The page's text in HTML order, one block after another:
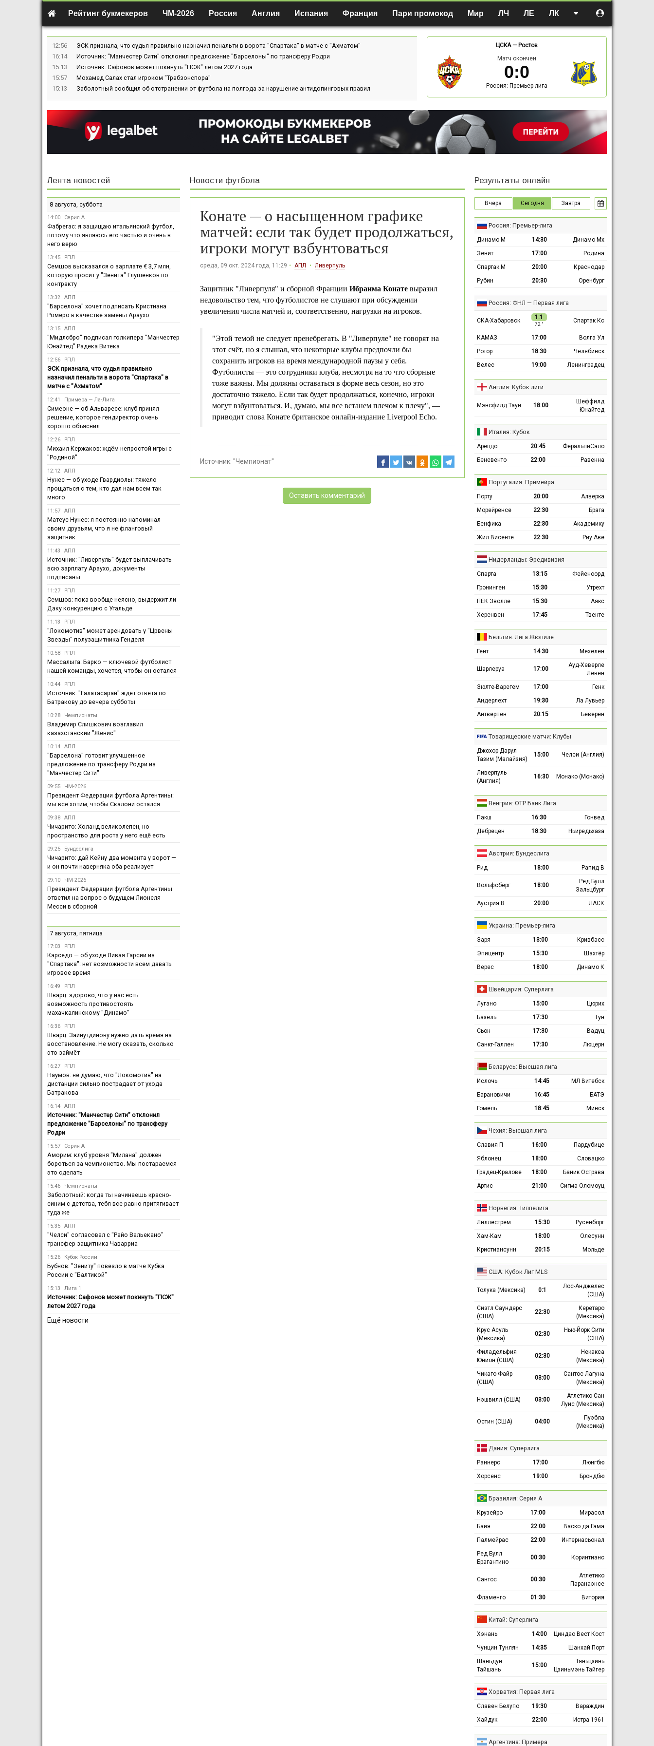
Рейтинг букмекеров ЧМ-2026 Россия Англия Испания Франция Пари промокод Мир ЛЧ ЛЕ ЛК
12:56
ЭСК признала, что судья правильно назначил пенальти в ворота "Спартака" в матче с "Ахматом"
16:14
Источник: "Манчестер Сити" отклонил предложение "Барселоны" по трансферу Родри
15:13
Источник: Сафонов может покинуть "ПСЖ" летом 2027 года
15:57
Мохамед Салах стал игроком "Трабзонспора"
15:13
Заболотный сообщил об отстранении от футбола на полгода за нарушение антидопинговых правил
ЦСКА— Ростов
Матч окончен
0:0
Россия: Премьер-лига
Новости футбола
Конате — о насыщенном графике
матчей: если так будет продолжаться,
игроки могут взбунтоваться
среда, 09 окт. 2024 года, 11:29 АПЛ Ливерпуль
Защитник "Ливерпуля" и сборной Франции Ибраима Конатевыразил
недовольство тем, что футболистов не слушают при обсуждении
увеличения числа матчей и, соответственно, нагрузки на игроков.
"Этой темой не следует пренебрегать. В "Ливерпуле" не говорят на
этот счёт, но я слышал, что некоторые клубы предпочли бы
сохранить игроков на время международной паузы у себя.
Футболисты — это сотрудники клуба, несмотря на то что сборные
тоже важны. Мы должны оставаться в форме весь сезон, но это
достаточно тяжело. Если так будет продолжаться, конечно, игроки
могут взбунтоваться. И, думаю, мы все встанем плечом к плечу", —
приводит слова Конате британское онлайн-издание Liverpool Echo.
Источник: "Чемпионат"
Оставить комментарий
Лента новостей
8 августа, суббота
14:00 Серия А
Фабрегас: я защищаю итальянский футбол,
потому что являюсь его частью и очень в
него верю
13:45 РПЛ
Семшов высказался о зарплате € 3,7 млн,
которую просит у "Зенита" Глушенков по
контракту
13:32 АПЛ
"Барселона" хочет подписать Кристиана
Ромеро в качестве замены Араухо
13:15 АПЛ
"Мидлсбро" подписал голкипера "Манчестер
Юнайтед" Радека Витека
12:56 РПЛ
ЭСК признала, что судья правильно
назначил пенальти в ворота "Спартака" в
матче с "Ахматом"
12:41 Примера — Ла-Лига
Симеоне — об Альваресе: клуб принял
решение, которое гендиректор очень
хорошо объяснил
12:26 РПЛ
Михаил Кержаков: ждём непростой игры с
"Родиной"
12:12 АПЛ
Нунес — об уходе Гвардиолы: тяжело
прощаться с тем, кто дал нам всем так
много
11:57 АПЛ
Матеус Нунес: я постоянно напоминал
своим друзьям, что я не фланговый
защитник
11:43 АПЛ
Источник: "Ливерпуль" будет выплачивать
всю зарплату Араухо, документы
подписаны
11:27 РПЛ
Семшов: пока вообще неясно, выдержит ли
Даку конкуренцию с Угальде
11:13 РПЛ
"Локомотив" может арендовать у "Црвены
Звезды" полузащитника Генделя
10:58 РПЛ
Массалыга: Барко — ключевой футболист
нашей команды, хочется, чтобы он остался
10:44 РПЛ
Источник: "Галатасарай" ждёт ответа по
Батракову до вечера субботы
10:28 Чемпионаты
Владимир Слишкович возглавил
казахстанский "Женис"
10:14 АПЛ
"Барселона" готовит улучшенное
предложение по трансферу Родри из
"Манчестер Сити"
09:55 ЧМ-2026
Президент Федерации футбола Аргентины:
мы все хотим, чтобы Скалони остался
09:38 АПЛ
Чичарито: Холанд великолепен, но
пространство для роста у него ещё есть
09:25 Бундеслига
Чичарито: дай Кейну два момента у ворот —
и он почти наверняка оба реализует
09:10 ЧМ-2026
Президент Федерации футбола Аргентины
ответил на вопрос о будущем Лионеля
Месси в сборной
7 августа, пятница
17:03 РПЛ
Карседо — об уходе Ливая Гарсии из
"Спартака": нет возможности всем давать
игровое время
16:49 РПЛ
Шварц: здорово, что у нас есть
возможность противостоять
махачкалинскому "Динамо"
16:36 РПЛ
Шварц: Зайнутдинову нужно дать время на
восстановление. Не могу сказать, сколько
это займёт
16:27 РПЛ
Наумов: не думаю, что "Локомотив" на
дистанции сильно пострадает от ухода
Батракова
16:14 АПЛ
Источник: "Манчестер Сити" отклонил
предложение "Барселоны" по трансферу
Родри
15:57 Серия А
Аморим: клуб уровня "Милана" должен
бороться за чемпионство. Мы постараемся
это сделать
15:46 Чемпионаты
Заболотный: когда ты начинаешь красно-
синим с детства, тебя все равно притягивает
туда же
15:35 АПЛ
"Челси" согласовал с "Райо Вальекано"
трансфер защитника Чаварриа
15:26 Кубок России
Бубнов: "Зениту" повезло в матче Кубка
России с "Балтикой"
15:13 Лига 1
Источник: Сафонов может покинуть "ПСЖ"
летом 2027 года
Ещё новости
Результаты онлайн
Вчера Сегодня Завтра
Россия: Премьер-лига
Динамо М 14:30
Динамо Мх
Зенит
17:00
Родина
Спартак М
20:00
Краснодар
Рубин
20:30 Оренбург
Россия: ФНЛ — Первая лига
СКА-Хабаровск 1:1
72 ′
Спартак Кс
КАМАЗ 17:00
Волга Ул
Ротор
18:30
Челябинск
Велес
19:00 Ленинградец
Англия: Кубок лиги
Мэнсфилд Таун 18:00
Шеффилд
Юнайтед
Италия: Кубок
Ареццо 20:45
ФеральпиСало
Беневенто
22:00 Равенна
Португалия: Примейра
Порту 20:00
Алверка
Морейренсе
22:30
Брага
Бенфика
22:30
Академику
Жил Висенте
22:30 Риу Аве
Нидерланды: Эредивизия
Спарта 13:15
Фейеноорд
Гронинген
15:30
Утрехт
ПЕК Зволле
15:30
Аякс
Херенвен
17:45 Твенте
Бельгия: Лига Жюпиле
Гент 14:30 Мехелен
Шарлеруа 17:00
Ауд-Хеверле
Лёвен
Зюлте-Варегем
17:00
Генк
Андерлехт
19:30
Ла Лувьер
Антверпен
20:15 Беверен
Товарищеские матчи: Клубы
Джохор Дарул
Тазим (Малайзия)
15:00 Челси (Англия)
Ливерпуль
(Англия)
16:30 Монако (Монако)
Венгрия: ОТР Банк Лига
Пакш 16:30
Гонвед
Дебрецен
18:30 Ньиредьхаза
Австрия: Бундеслига
Рид 18:00 Рапид В
Вольфсберг 18:00
Ред Булл
Зальцбург
Аустрия В
20:00 ЛАСК
Украина: Премьер-лига
Заря 13:00
Кривбасс
Эпицентр
15:30
Шахтёр
Верес
18:00 Динамо К
Швейцария: Суперлига
Лугано 15:00
Цюрих
Базель
17:30
Тун
Сьон
17:30
Вадуц
Санкт-Галлен
17:30 Люцерн
Беларусь: Высшая лига
Ислочь 14:45
МЛ Витебск
Барановичи
16:45
БАТЭ
Гомель
18:45 Минск
Чехия: Высшая лига
Славия П 16:00
Пардубице
Яблонец
18:00
Словацко
Градец-Кралове
18:00
Баник Острава
Артис
21:00 Сигма Оломоуц
Норвегия: Типпелига
Лиллестрем 15:30
Русенборг
Хам-Кам
18:00
Олесунн
Кристиансунн
20:15 Мольде
США: Кубок Лиг MLS
Толука (Мексика) 0:1
Лос-Анджелес
(США)
Сиэтл Саундерс
(США)
22:30
Керетаро
(Мексика)
Крус Асуль
(Мексика)
02:30
Нью-Йорк Сити
(США)
Филадельфия
Юнион (США)
02:30
Некакса
(Мексика)
Чикаго Файр
(США)
03:00
Сантос Лагуна
(Мексика)
Нэшвилл (США) 03:00
Атлетико Сан
Луис (Мексика)
Остин (США) 04:00
Пуэбла
(Мексика)
Дания: Суперлига
Раннерс 17:00
Люнгбю
Хорсенс
19:00 Брондбю
Бразилия: Серия А
Крузейро 17:00
Мирасол
Баия
22:00
Васко да Гама
Палмейрас
22:00
Интернасьонал
Ред Булл
Брагантино
00:30 Коринтианс
Сантос 00:30
Атлетико
Паранаэнсе
Фламенго
01:30 Витория
Китай: Суперлига
Хэнань 14:00
Циндао Вест Кост
Чунцин Тунлян
14:35
Шанхай Порт
Шаньдун
Тайшань
15:00
Тяньцзинь
Цзиньмэнь Тайгер
Хорватия: Первая лига
Славен Белупо 19:30
Вараждин
Хайдук
22:00 Истра 1961
Аргентина: Примера